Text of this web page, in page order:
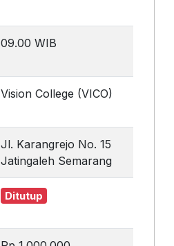
09.00 WIB
Vision College (VICO)
Jl. Karangrejo No. 15
Jatingaleh Semarang
Ditutup